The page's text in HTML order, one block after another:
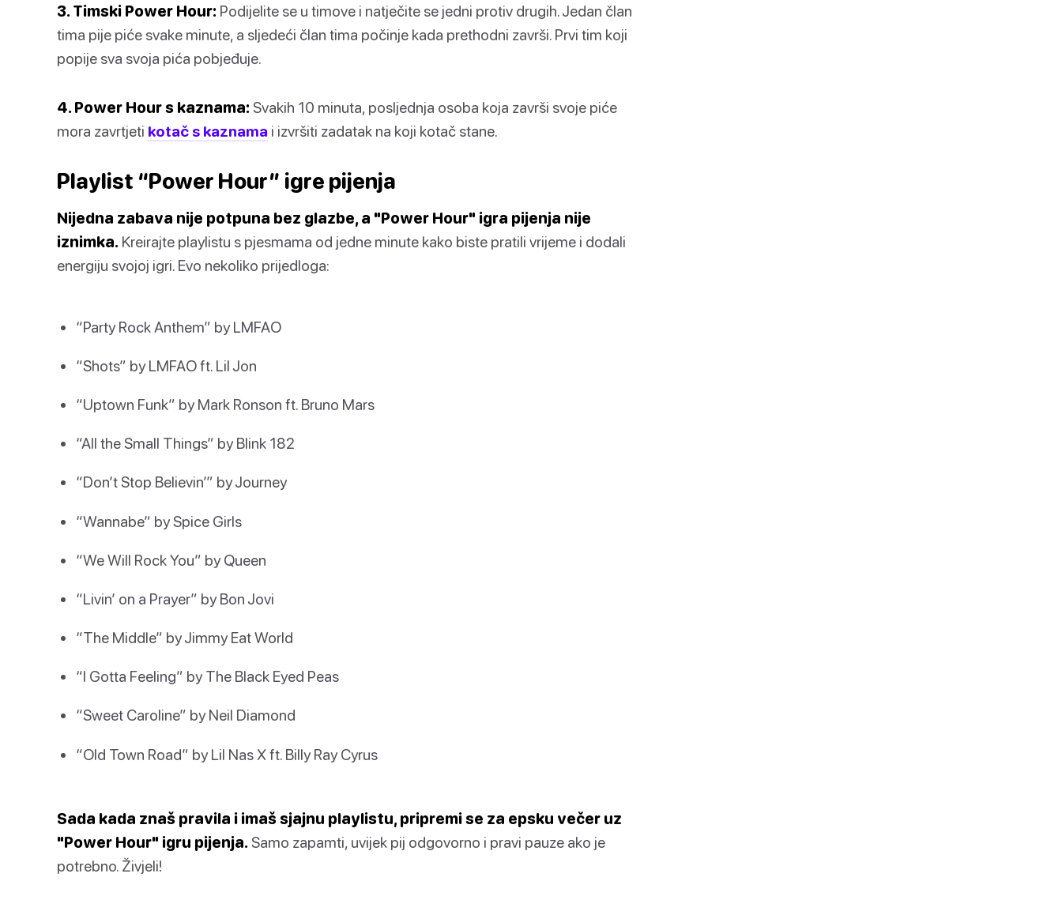
3. Timski Power Hour: Podijelite se u timove i natječite se jedni protiv drugih. Jedan član
tima pije piće svake minute, a sljedeći član tima počinje kada prethodni završi. Prvi tim koji
popije sva svoja pića pobjeđuje.
4. Power Hour s kaznama: Svakih 10 minuta, posljednja osoba koja završi svoje piće
mora zavrtjeti kotač s kaznama i izvršiti zadatak na koji kotač stane.
Playlist “Power Hour” igre pijenja
Nijedna zabava nije potpuna bez glazbe, a "Power Hour" igra pijenja nije
iznimka. Kreirajte playlistu s pjesmama od jedne minute kako biste pratili vrijeme i dodali
energiju svojoj igri. Evo nekoliko prijedloga:
“Party Rock Anthem” by LMFAO
“Shots” by LMFAO ft. Lil Jon
“Uptown Funk” by Mark Ronson ft. Bruno Mars
“All the Small Things” by Blink 182
“Don’t Stop Believin’” by Journey
“Wannabe” by Spice Girls
“We Will Rock You” by Queen
“Livin’ on a Prayer” by Bon Jovi
“The Middle” by Jimmy Eat World
“I Gotta Feeling” by The Black Eyed Peas
“Sweet Caroline” by Neil Diamond
“Old Town Road” by Lil Nas X ft. Billy Ray Cyrus
Sada kada znaš pravila i imaš sjajnu playlistu, pripremi se za epsku večer uz
"Power Hour" igru pijenja. Samo zapamti, uvijek pij odgovorno i pravi pauze ako je
potrebno. Živjeli!